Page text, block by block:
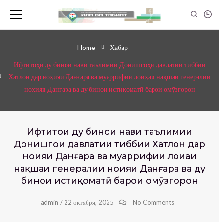
Home Хабар
Ифтитоҳи ду бинои нави таълимии Донишгоҳи давлатии тиббии
Хатлон дар ноҳияи Данғара ва муаррифии лоиҳаи нақшаи генералии
ноҳияи Данғара ва ду бинои истиқоматӣ барои омӯзгорон
Ифтитоҳи ду бинои нави таълимии
Донишгоҳи давлатии тиббии Хатлон дар
ноҳияи Данғара ва муаррифии лоиҳаи
нақшаи генералии ноҳияи Данғара ва ду
бинои истиқоматӣ барои омӯзгорон
admin / 22 октября, 2025 No Comments